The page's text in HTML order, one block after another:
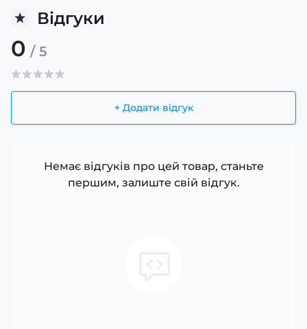
Відгуки
0 / 5
+ Додати відгук
Немає відгуків про цей товар, станьте
першим, залиште свій відгук.